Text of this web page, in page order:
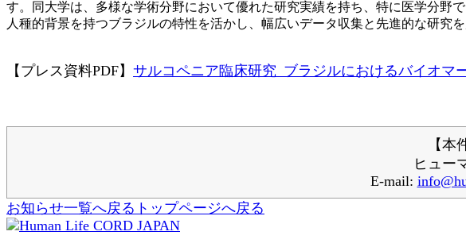
す。同大学は、多様な学術分野において優れた研究実績を持ち、特に医学分野
人種的背景を持つブラジルの特性を活かし、幅広いデータ収集と先進的な研究を
【プレス資料PDF】 サルコペニア臨床研究_ブラジルにおけるバイオマ
【本
ヒュー
E-mail:
お知らせ一覧へ戻る トップページへ戻る